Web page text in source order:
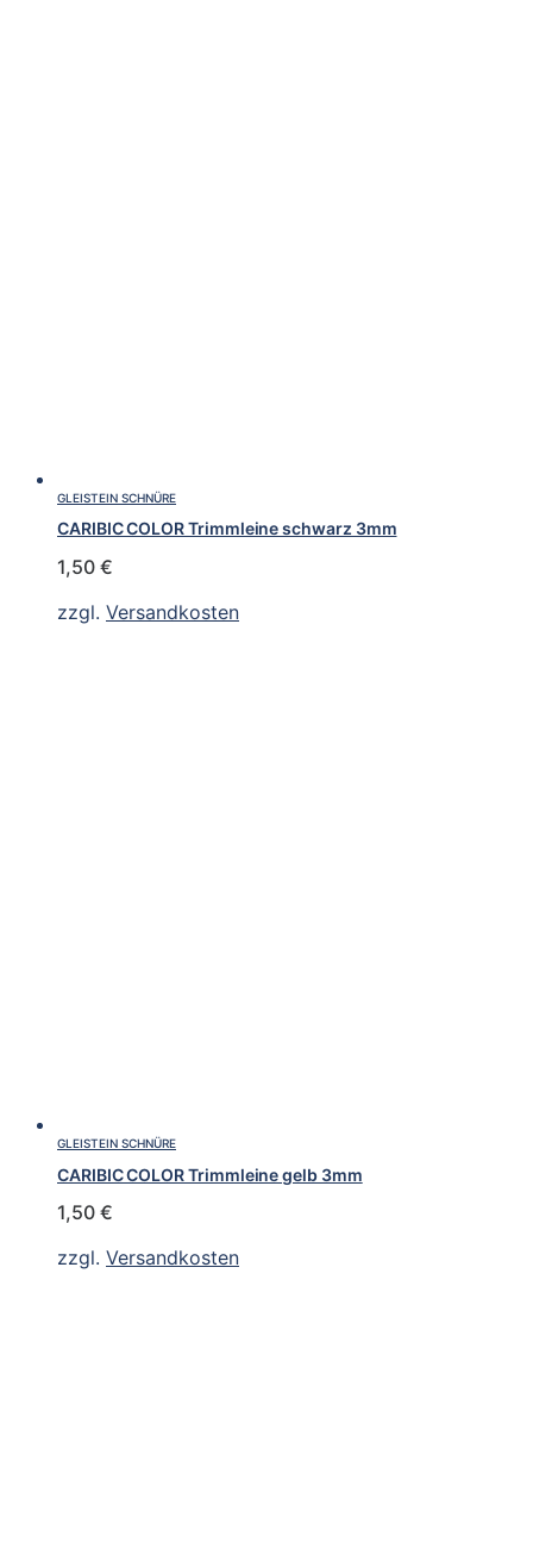
GLEISTEIN SCHNÜRE
CARIBIC COLOR Trimmleine schwarz 3mm
1,50 €
zzgl. Versandkosten
GLEISTEIN SCHNÜRE
CARIBIC COLOR Trimmleine gelb 3mm
1,50 €
zzgl. Versandkosten